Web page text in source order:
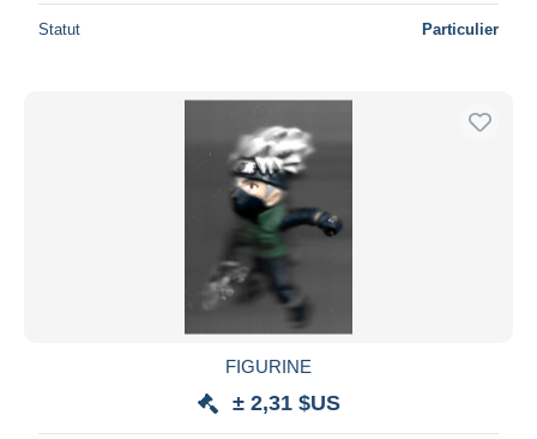
Tout désélectionner
Appliquer
Statut Particulier
FIGURINE
± 2,31 $US